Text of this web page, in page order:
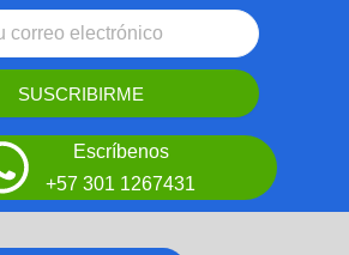
SUSCRIBIRME
Escríbenos
+57 301 1267431